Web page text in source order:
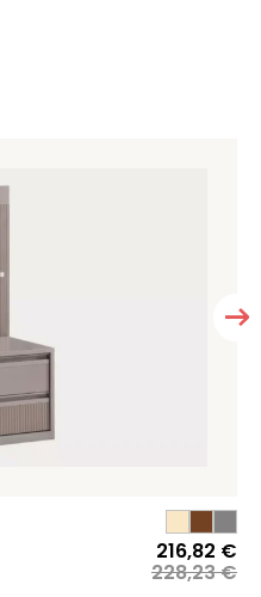
228,23€
216,82 €